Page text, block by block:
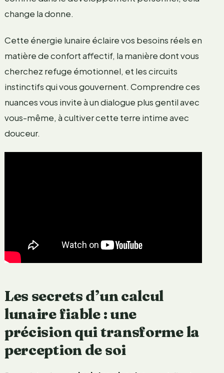
change la donne.
Cette énergie lunaire éclaire vos besoins réels en
matière de confort affectif, la manière dont vous
cherchez refuge émotionnel, et les circuits
instinctifs qui vous gouvernent. Comprendre ces
nuances vous invite à un dialogue plus gentil avec
vous-même, à cultiver cette terre intime avec
douceur.
Les secrets d’un calcul
lunaire fiable : une
précision qui transforme la
perception de soi